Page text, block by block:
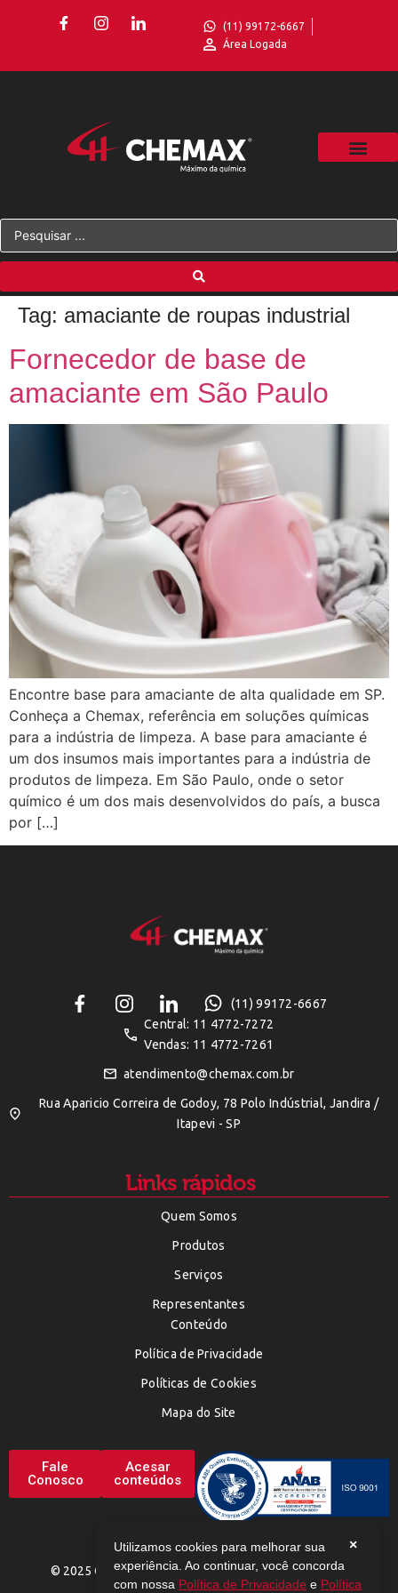
(11) 99172-6667
Área Logada
Tag: amaciante de roupas industrial
Fornecedor de base de
amaciante em São Paulo
Encontre base para amaciante de alta qualidade em SP.
Conheça a Chemax, referência em soluções químicas
para a indústria de limpeza. A base para amaciante é
um dos insumos mais importantes para a indústria de
produtos de limpeza. Em São Paulo, onde o setor
químico é um dos mais desenvolvidos do país, a busca
por […]
(11) 99172-6667
Central: 11 4772-7272
Vendas: 11 4772-7261
atendimento@chemax.com.br
Rua Aparicio Correira de Godoy, 78 Polo Indústrial, Jandira /
Itapevi - SP
Links rápidos
Quem Somos
Produtos
Serviços
Representantes
Conteúdo
Política de Privacidade
Políticas de Cookies
Mapa do Site
Fale
Conosco
Acesar
conteúdos
© 2025 CHEMAX. TODOS OS DIREITOS RESERVADOS
×
Utilizamos cookies para melhorar sua
experiência. Ao continuar, você concorda
com nossa Política de Privacidade e Política